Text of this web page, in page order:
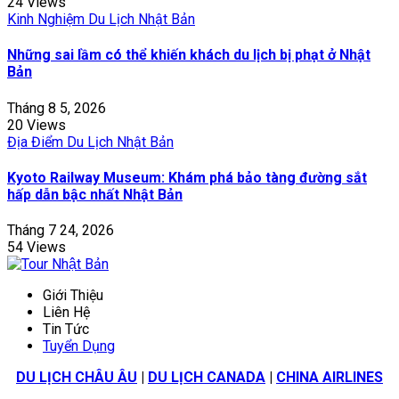
Kinh Nghiệm Du Lịch Nhật Bản
Những sai lầm có thể khiến khách du lịch bị phạt ở Nhật
Bản
Tháng 8 5, 2026
20 Views
Địa Điểm Du Lịch Nhật Bản
Kyoto Railway Museum: Khám phá bảo tàng đường sắt
hấp dẫn bậc nhất Nhật Bản
Tháng 7 24, 2026
54 Views
Giới Thiệu
Liên Hệ
Tin Tức
Tuyển Dụng
DU LỊCH CHÂU ÂU | DU LỊCH CANADA | CHINA AIRLINES